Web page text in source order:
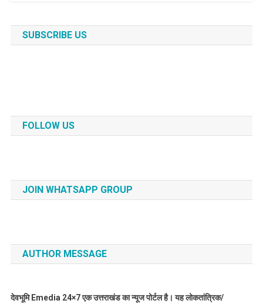
SUBSCRIBE US
FOLLOW US
JOIN WHATSAPP GROUP
AUTHOR MESSAGE
देवभूमि Emedia 24×7 एक उत्तराखंड का न्यूज पोर्टल है। यह लोकतांत्रिक/